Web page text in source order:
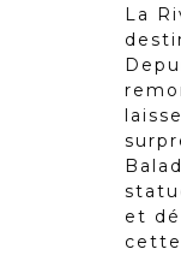
La
et